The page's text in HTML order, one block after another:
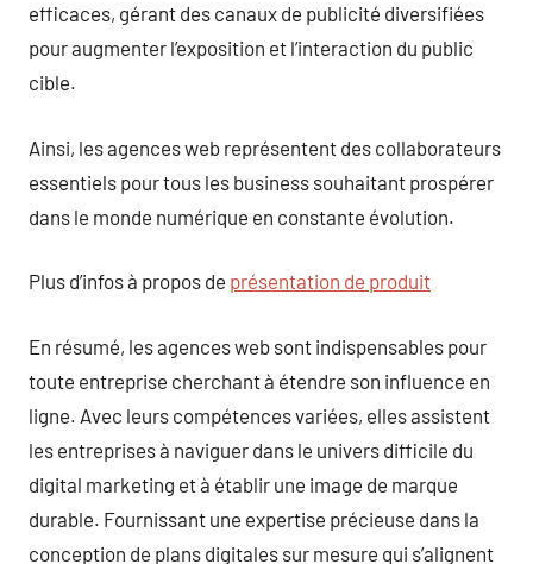
efficaces, gérant des canaux de publicité diversifiées
pour augmenter l’exposition et l’interaction du public
cible.
Ainsi, les agences web représentent des collaborateurs
essentiels pour tous les business souhaitant prospérer
dans le monde numérique en constante évolution.
Plus d’infos à propos de présentation de produit
En résumé, les agences web sont indispensables pour
toute entreprise cherchant à étendre son influence en
ligne. Avec leurs compétences variées, elles assistent
les entreprises à naviguer dans le univers difficile du
digital marketing et à établir une image de marque
durable. Fournissant une expertise précieuse dans la
conception de plans digitales sur mesure qui s’alignent